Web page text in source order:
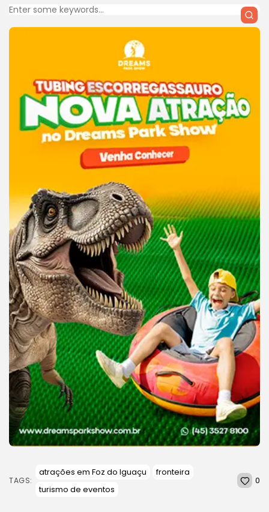
TAGS:
atrações em Foz do Iguaçu
fronteira
turismo de eventos
0